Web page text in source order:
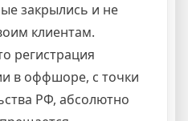
закрылись и не
клиентам.
регистрация
в оффшоре, с точки
РФ, абсолютно